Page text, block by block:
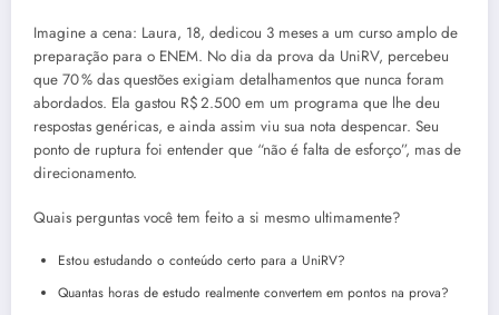
Imagine a cena: Laura, 18, dedicou 3 meses a um curso amplo de
preparação para o ENEM. No dia da prova da UniRV, percebeu
que 70 % das questões exigiam detalhamentos que nunca foram
abordados. Ela gastou R$ 2.500 em um programa que lhe deu
respostas genéricas, e ainda assim viu sua nota despencar. Seu
ponto de ruptura foi entender que “não é falta de esforço”, mas de
direcionamento.
Quais perguntas você tem feito a si mesmo ultimamente?
Estou estudando o conteúdo certo para a UniRV?
Quantas horas de estudo realmente convertem em pontos na prova?